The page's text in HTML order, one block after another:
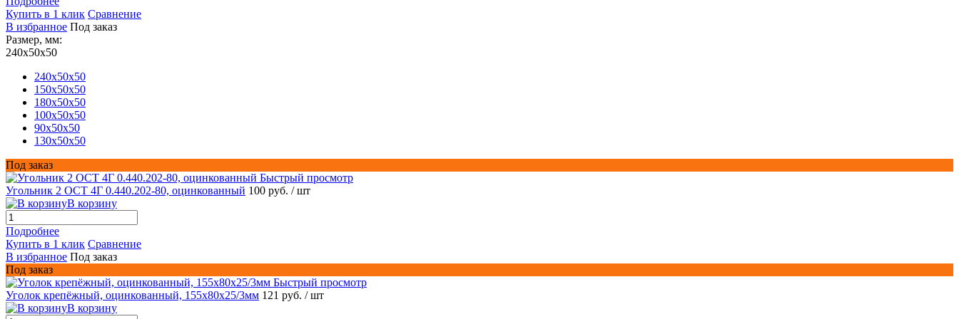
Купить в 1 клик Сравнение
В избранное Под заказ
Размер, мм:
240x50x50
240x50x50
150x50x50
180x50x50
100x50x50
90x50x50
130x50x50
Под заказ
Быстрый просмотр
Угольник 2 ОСТ 4Г 0.440.202-80, оцинкованный 100 руб. / шт
В корзину
Подробнее
Купить в 1 клик Сравнение
В избранное Под заказ
Под заказ
Быстрый просмотр
Уголок крепёжный, оцинкованный, 155х80х25/3мм 121 руб. / шт
В корзину